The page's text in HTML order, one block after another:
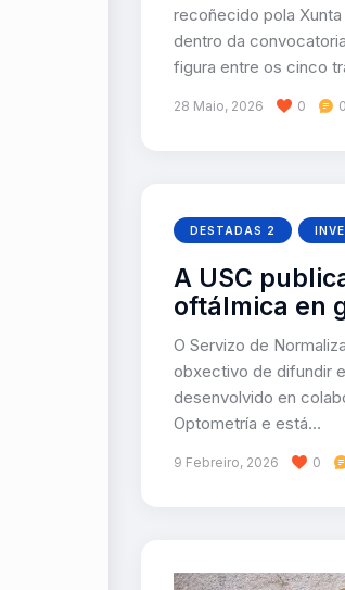
recoñecido pola
dentro da
figura entre os cinco
28 Maio, 2026 0 0
DESTADAS 2
A USC
oftálmica en
O Servizo de
obxectivo de difundir
desenvolvido en
Optometría e está…
9 Febreiro, 2026 0